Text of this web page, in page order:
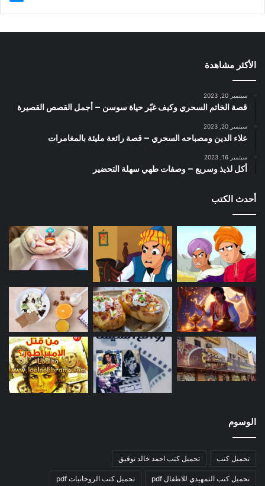
الأكثر مشاهدة
سبتمبر 20, 2023
قصة الخاتم السحري وكيف غيّر حياة سوسن – أجمل القصص القصيرة
سبتمبر 20, 2023
علاء الدين ومصباحه السحري – قصة رائعة مليئة بالمغامرات
سبتمبر 16, 2023
أكل لذيذ وسريع – وصفات طهي سهلة التحضير
أحدث الكتب
الوسوم
تحميل كتب تحميل كتب احمد خالد توفيق
تحميل كتب التمهيدي للاطفال pdf تحميل كتب الروحانيات pdf